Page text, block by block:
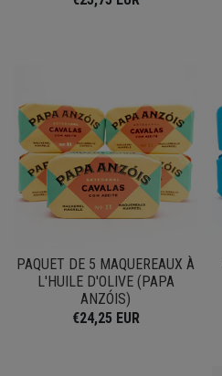
PAQUET DE 5 MAQUEREAUX À
L'HUILE D'OLIVE (PAPA
ANZÓIS)
€24,25 EUR